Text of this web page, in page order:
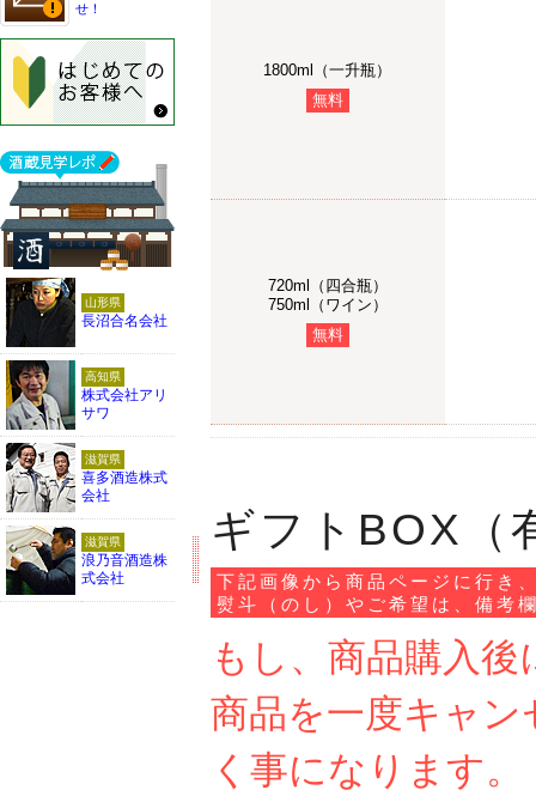
せ！
山形県
長沼合名会社
高知県
株式会社アリ
サワ
滋賀県
喜多酒造株式
会社
滋賀県
浪乃音酒造株
式会社
1800ml（一升瓶）
無料
720ml（四合瓶）
750ml（ワイン）
無料
ギフトBOX（
下記画像から商品ページに行き
熨斗（のし）やご希望は、備考
もし、商品購入
商品を一度キャン
く事になります。